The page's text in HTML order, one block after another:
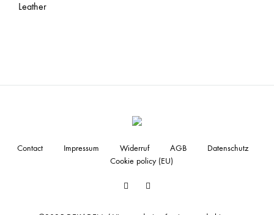
Leather
Facebook
Contact Impressum Widerruf AGB
Datenschutz
Cookie policy (EU)